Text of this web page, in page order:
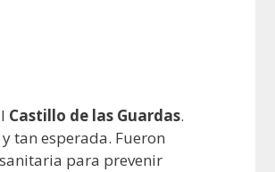
Castillo de las Guardas.
tan esperada. Fueron
para prevenir